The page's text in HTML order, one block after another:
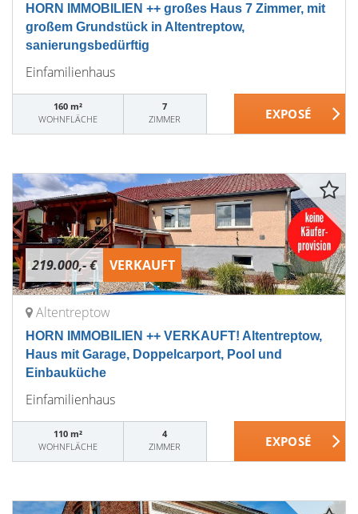
HORN IMMOBILIEN ++ großes Haus 7 Zimmer, mit
großem Grundstück in Altentreptow,
sanierungsbedürftig
Einfamilienhaus
160 m²
WOHNFLÄCHE
7
ZIMMER
219.000,- € VERKAUFT
Altentreptow
HORN IMMOBILIEN ++ VERKAUFT! Altentreptow,
Haus mit Garage, Doppelcarport, Pool und
Einbauküche
Einfamilienhaus
110 m²
WOHNFLÄCHE
4
ZIMMER